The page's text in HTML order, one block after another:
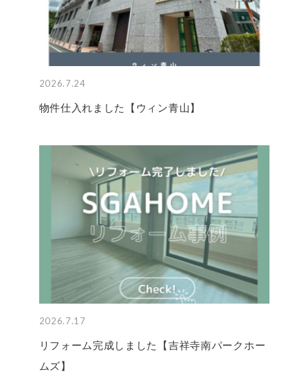
2026.7.24
物件仕入れました【ウィン青山】
2026.7.17
リフォーム完成しました【吉祥寺南パークホー
ムズ】